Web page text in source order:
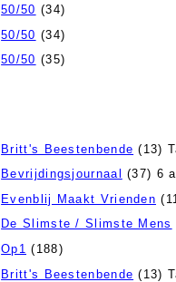
50/50 (34)
50/50 (34)
50/50 (35)
Britt's Beestenbende (13)
Bevrijdingsjournaal
(37) 6
Evenblij Maakt Vrienden
De Slimste / Slimste Mens
Op1 (188)
Britt's Beestenbende (13)